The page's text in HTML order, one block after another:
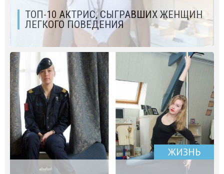
ТОП-10 АКТРИС, СЫГРАВШИХ ЖЕНЩИН
ЛЕГКОГО ПОВЕДЕНИЯ
ЖИЗНЬ